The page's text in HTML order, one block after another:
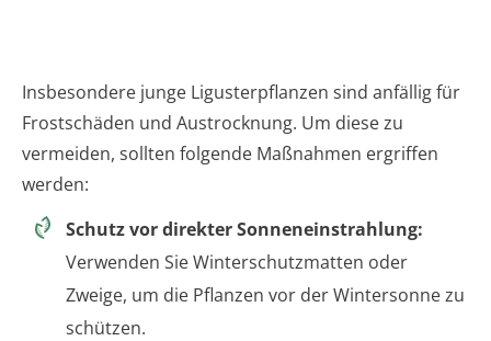
Insbesondere junge Ligusterpflanzen sind anfällig für
Frostschäden und Austrocknung. Um diese zu
vermeiden, sollten folgende Maßnahmen ergriffen
werden:
Schutz vor direkter Sonneneinstrahlung:
Verwenden Sie Winterschutzmatten oder
Zweige, um die Pflanzen vor der Wintersonne zu
schützen.